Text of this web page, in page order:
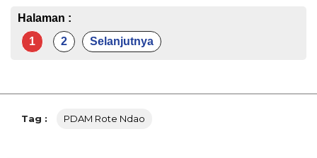
Halaman :
1
2 Selanjutnya
Tag : PDAM Rote Ndao